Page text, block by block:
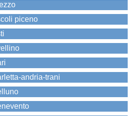
piceno
andria-trani